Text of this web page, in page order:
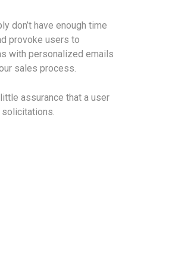
don’t have enough time
provoke users to
with personalized emails
sales process.
assurance that a user